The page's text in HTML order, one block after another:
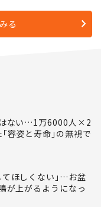
る
ない…1万6000人×2
容姿と寿命｣の無視で
てほしくない｣…お盆
が上がるようになっ